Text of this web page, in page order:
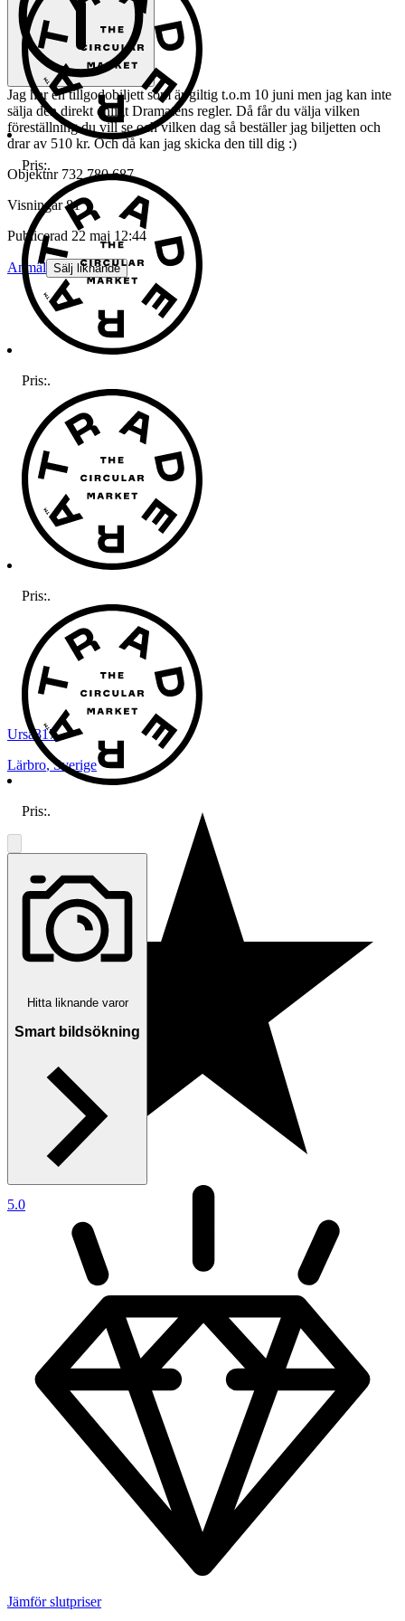
Jag har en tillgodobiljett som är giltig t.o.m 10 juni men jag kan inte
sälja den direkt enligt Dramatens regler. Då får du välja vilken
föreställning du vill se och vilken dag så beställer jag biljetten och
drar av 510 kr. Och då kan jag skicka den till dig :)
Objektnr 732 780 687
Visningar 81
Publicerad 22 maj 12:44
Anmäl Sälj liknande
Ursa317
Lärbro,Sverige
5.0
Pris:.
Pris:.
Pris:.
Pris:.
Hitta liknande varor
Smart bildsökning
Jämför slutpriser